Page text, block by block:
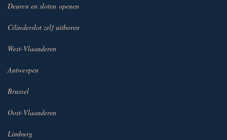
Deuren en sloten openen
Cilinderslot zelf uitboren
West-Vlaanderen
Antwerpen
Brussel
Oost-Vlaanderen
Limburg